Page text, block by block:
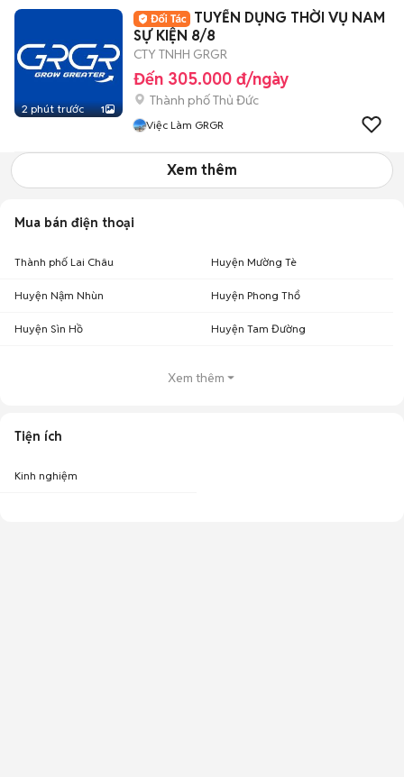
2 phút trước 1
TUYỂN DỤNG THỜI VỤ NAM
SỰ KIỆN 8/8
CTY TNHH GRGR
Đến 305.000 đ/ngày
Thành phố Thủ Đức
Việc Làm GRGR
Xem thêm
Mua bán điện thoại
Thành phố Lai Châu Huyện Mường Tè
Huyện Nậm Nhùn Huyện Phong Thổ
Huyện Sìn Hồ Huyện Tam Đường
Xem thêm
Tiện ích
Kinh nghiệm